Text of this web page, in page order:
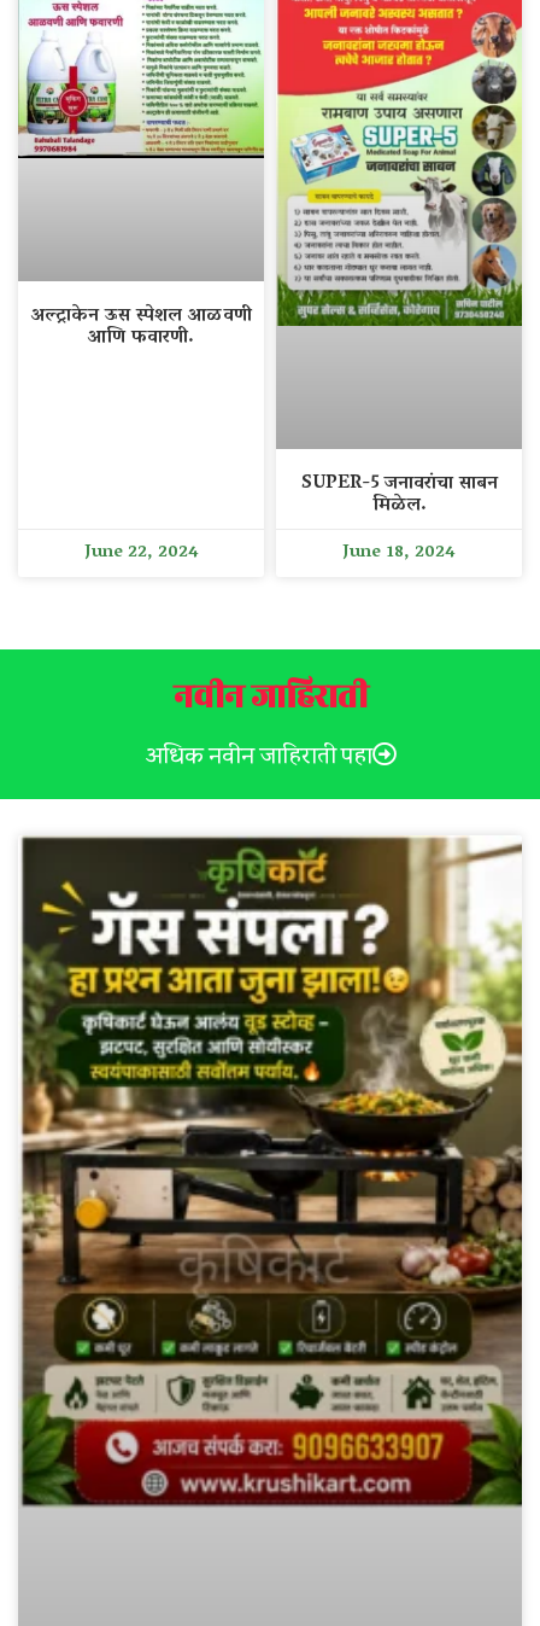
अल्ट्राकेन ऊस स्पेशल आळवणी
आणि फवारणी.
June 22, 2024
SUPER-5 जनावरांचा साबन
मिळेल.
June 18, 2024
नवीन जाहिराती
अधिक नवीन जाहिराती पहा